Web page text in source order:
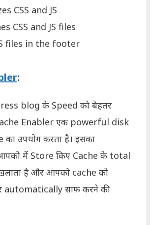
CSS and JS
CSS and JS files
files in the footer
:
blog के Speed को बेहतर
Enabler एक powerful disk
उपयोग करता है। इसका
में Store किए Cache के total
है और आपको cache को
automatically साफ़ करने की